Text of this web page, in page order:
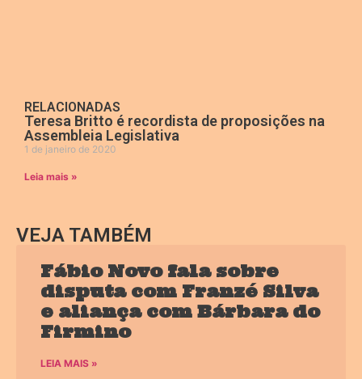
RELACIONADAS
Teresa Britto é recordista de proposições na
Assembleia Legislativa
1 de janeiro de 2020
Leia mais »
VEJA TAMBÉM
Fábio Novo fala sobre
disputa com Franzé Silva
e aliança com Bárbara do
Firmino
LEIA MAIS »